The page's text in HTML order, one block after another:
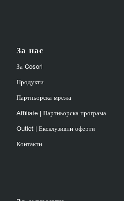
За нас
За Cosori
Продукти
Партньорска мрежа
Affiliate | Партньорска програма
Outlet | Ексклузивни оферти
Контакти